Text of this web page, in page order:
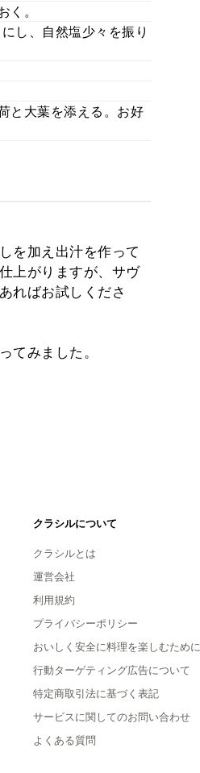
。
し、自然塩少々を振り
と大葉を添える。お好
を加え出汁を作って
上がりますが、サヴ
ればお試しくださ
てみました。
クラシルについて
クラシルとは
運営会社
利用規約
プライバシーポリシー
おいしく安全に料理を楽しむために
行動ターゲティング広告について
特定商取引法に基づく表記
サービスに関してのお問い合わせ
よくある質問